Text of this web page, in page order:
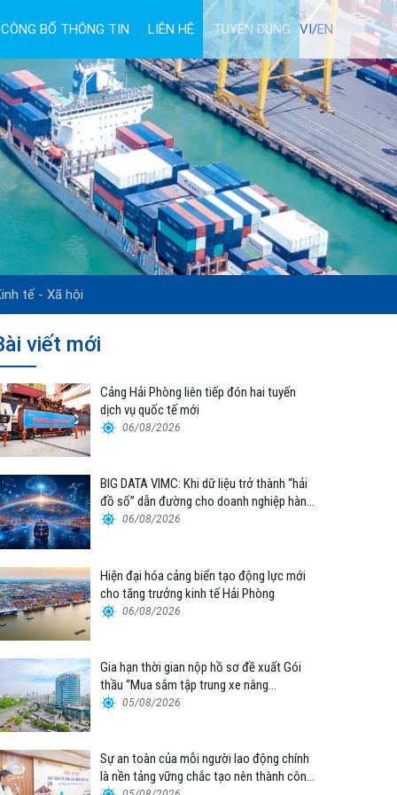
CÔNG BỐ THÔNG TIN LIÊN HỆ TUYỂN DỤNG VI/EN
tế - Xã hội
viết mới
Cảng Hải Phòng liên tiếp đón hai tuyến
dịch vụ quốc tế mới
06/08/2026
BIG DATA VIMC: Khi dữ liệu trở thành “hải
đồ số” dẫn đường cho doanh nghiệp hàng
hải 06/08/2026
Hiện đại hóa cảng biển tạo động lực mới
cho tăng trưởng kinh tế Hải Phòng
06/08/2026
Gia hạn thời gian nộp hồ sơ đề xuất Gói
thầu “Mua sắm tập trung xe nâng
container thuộc Tổng công ty Hàng hải
05/08/2026
Sự an toàn của mỗi người lao động chính
là nền tảng vững chắc tạo nên thành công